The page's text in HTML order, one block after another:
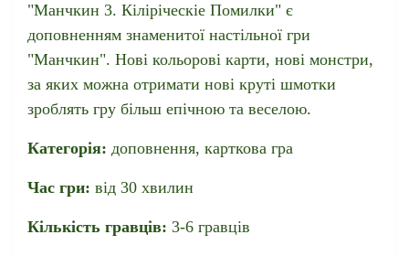
"Манчкин 3. Кіліріческіе Помилки" є
доповненням знаменитої настільної гри
"Манчкин". Нові кольорові карти, нові монстри,
за яких можна отримати нові круті шмотки
зроблять гру більш епічною та веселою.
Категорія: доповнення, карткова гра
Час гри: від 30 хвилин
Кількість гравців: 3-6 гравців